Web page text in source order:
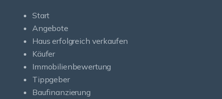
Start
Angebote
Haus erfolgreich verkaufen
Käufer
Immobilienbewertung
Tippgeber
Baufinanzierung